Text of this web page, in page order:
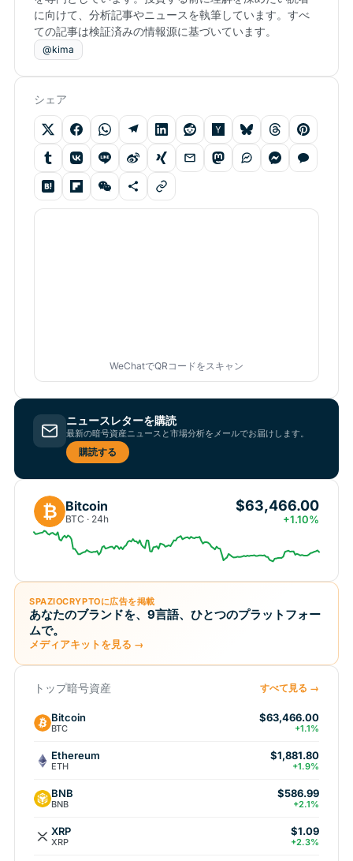
に向けて、分析記事やニュースを執筆しています。すべ
ての記事は検証済みの情報源に基づいています。
@kima
シェア
WeChatでQRコードをスキャン
ニュースレターを購読
最新の暗号資産ニュースと市場分析をメールでお届けします。
購読する
₿ Bitcoin
BTC · 24h
$63,466.00
+1.10%
SPAZIOCRYPTOに広告を掲載
あなたのブランドを、9言語、ひとつのプラットフォー
ムで。
メディアキットを見る →
トップ暗号資産 すべて見る →
Bitcoin
BTC
$63,466.00
+1.1%
Ethereum
ETH
$1,881.80
+1.9%
BNB
BNB
$586.99
+2.1%
XRP
XRP
$1.09
+2.3%